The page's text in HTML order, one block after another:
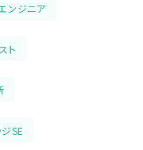
ンジニア
ト
SE